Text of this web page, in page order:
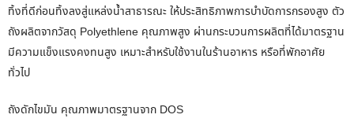
ทิ้งที่ดีก่อนทิ้งลงสู่แหล่งน้ำสาธารณะ ให้ประสิทธิภาพการบำบัดการกรองสูง ตัว
ถังผลิตจากวัสดุ Polyethlene คุณภาพสูง ผ่านกระบวนการผลิตที่ได้มาตรฐาน
มีความแข็งแรงคงทนสูง เหมาะสำหรับใช้งานในร้านอาหาร หรือที่พักอาศัย
ทั่วไป
ถังดักไขมัน คุณภาพมาตรฐานจาก DOS